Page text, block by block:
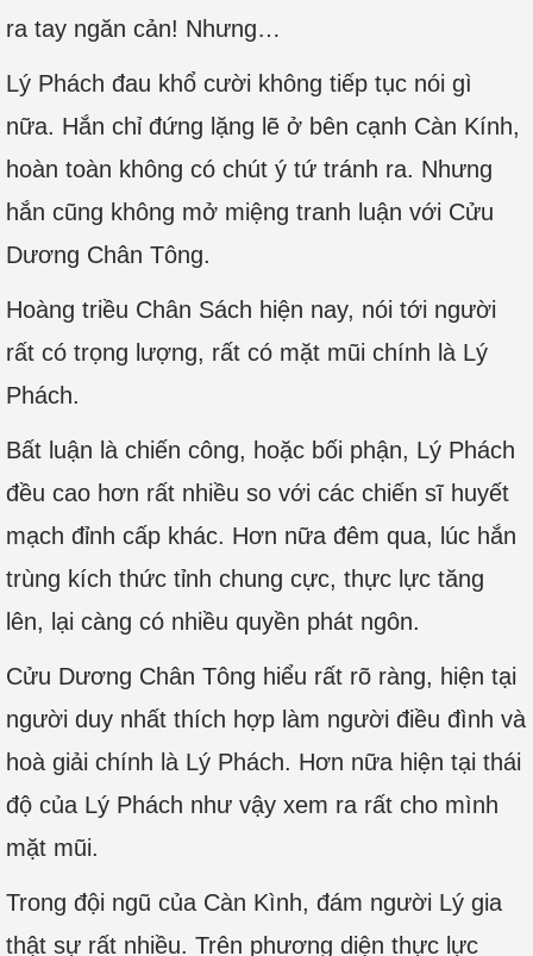
ra tay ngăn cản! Nhưng…
Lý Phách đau khổ cười không tiếp tục nói gì
nữa. Hắn chỉ đứng lặng lẽ ở bên cạnh Càn Kính,
hoàn toàn không có chút ý tứ tránh ra. Nhưng
hắn cũng không mở miệng tranh luận với Cửu
Dương Chân Tông.
Hoàng triều Chân Sách hiện nay, nói tới người
rất có trọng lượng, rất có mặt mũi chính là Lý
Phách.
Bất luận là chiến công, hoặc bối phận, Lý Phách
đều cao hơn rất nhiều so với các chiến sĩ huyết
mạch đỉnh cấp khác. Hơn nữa đêm qua, lúc hắn
trùng kích thức tỉnh chung cực, thực lực tăng
lên, lại càng có nhiều quyền phát ngôn.
Cửu Dương Chân Tông hiểu rất rõ ràng, hiện tại
người duy nhất thích hợp làm người điều đình và
hoà giải chính là Lý Phách. Hơn nữa hiện tại thái
độ của Lý Phách như vậy xem ra rất cho mình
mặt mũi.
Trong đội ngũ của Càn Kình, đám người Lý gia
thật sự rất nhiều. Trên phương diện thực lực